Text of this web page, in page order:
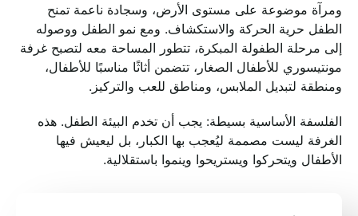
ومرآة موضوعة على مستوى الأرض، وسجادة ناعمة تمنح
الطفل حرية الحركة والاستكشاف. ومع نمو الطفل ووصوله
إلى مرحلة الطفولة المبكرة، تتطور المساحة معه لتصبح غرفة
مونتيسوري للأطفال الصغار، تتضمن أثاثًا مناسبًا للأطفال،
ومنطقة لتبديل الملابس، ومناطق للعب والتركيز.
الفلسفة الأساسية بسيطة: يجب أن تخدم البيئة الطفل. هذه
الغرفة ليست مصممة ليُعجب بها الكبار، بل ليعيش فيها
الأطفال ويتحركوا ويستريحوا وينموا باستقلالية.